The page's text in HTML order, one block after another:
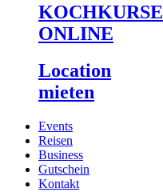
KOCHKURSE
ONLINE
Location
mieten
Events
Reisen
Business
Gutschein
Kontakt